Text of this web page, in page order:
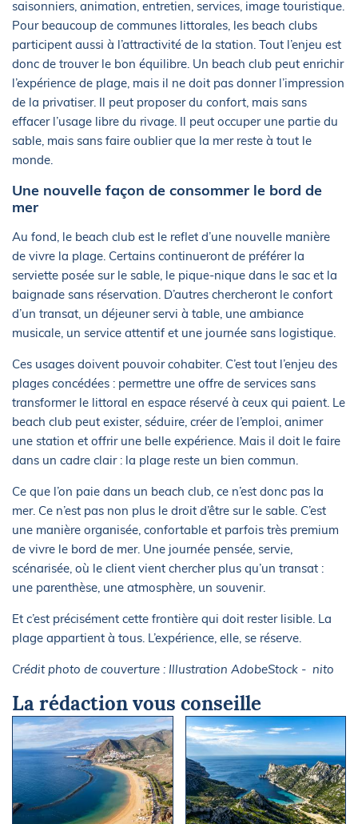
saisonniers, animation, entretien, services, image touristique.
Pour beaucoup de communes littorales, les beach clubs
participent aussi à l’attractivité de la station. Tout l’enjeu est
donc de trouver le bon équilibre. Un beach club peut enrichir
l’expérience de plage, mais il ne doit pas donner l’impression
de la privatiser. Il peut proposer du confort, mais sans
effacer l’usage libre du rivage. Il peut occuper une partie du
sable, mais sans faire oublier que la mer reste à tout le
monde.
Une nouvelle façon de consommer le bord de
mer
Au fond, le beach club est le reflet d’une nouvelle manière
de vivre la plage. Certains continueront de préférer la
serviette posée sur le sable, le pique-nique dans le sac et la
baignade sans réservation. D’autres chercheront le confort
d’un transat, un déjeuner servi à table, une ambiance
musicale, un service attentif et une journée sans logistique.
Ces usages doivent pouvoir cohabiter. C’est tout l’enjeu des
plages concédées : permettre une offre de services sans
transformer le littoral en espace réservé à ceux qui paient. Le
beach club peut exister, séduire, créer de l’emploi, animer
une station et offrir une belle expérience. Mais il doit le faire
dans un cadre clair : la plage reste un bien commun.
Ce que l’on paie dans un beach club, ce n’est donc pas la
mer. Ce n’est pas non plus le droit d’être sur le sable. C’est
une manière organisée, confortable et parfois très premium
de vivre le bord de mer. Une journée pensée, servie,
scénarisée, où le client vient chercher plus qu’un transat :
une parenthèse, une atmosphère, un souvenir.
Et c’est précisément cette frontière qui doit rester lisible. La
plage appartient à tous. L’expérience, elle, se réserve.
Crédit photo de couverture : Illustration AdobeStock - nito
La rédaction vous conseille